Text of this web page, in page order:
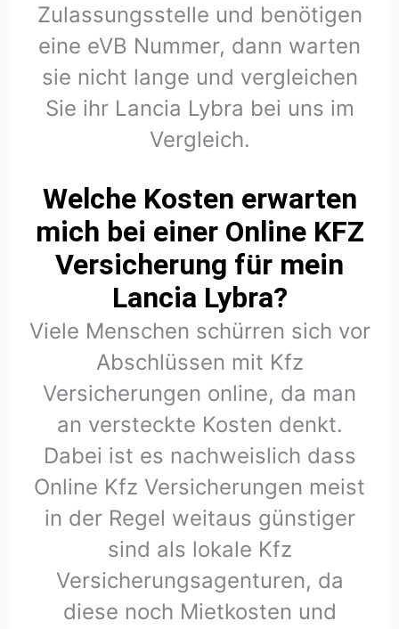
Zulassungsstelle und benötigen
eine eVB Nummer, dann warten
sie nicht lange und vergleichen
Sie ihr Lancia Lybra bei uns im
Vergleich.
Welche Kosten erwarten
mich bei einer Online KFZ
Versicherung für mein
Lancia Lybra?
Viele Menschen schürren sich vor
Abschlüssen mit Kfz
Versicherungen online, da man
an versteckte Kosten denkt.
Dabei ist es nachweislich dass
Online Kfz Versicherungen meist
in der Regel weitaus günstiger
sind als lokale Kfz
Versicherungsagenturen, da
diese noch Mietkosten und